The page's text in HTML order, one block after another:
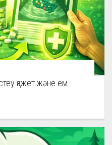
қажет және ем